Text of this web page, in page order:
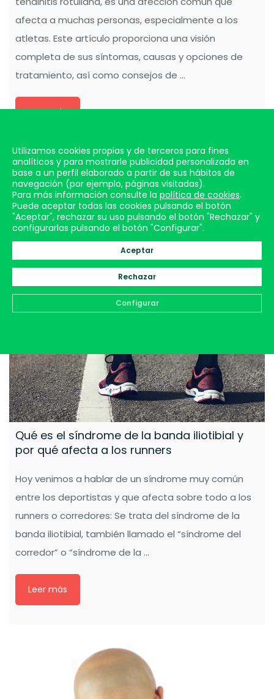
afecta a muchas personas, especialmente a los
atletas. Este artículo proporciona una visión
completa de sus síntomas, causas y opciones de
tratamiento, así como consejos de ...
Leer más
Qué es el síndrome de la banda iliotibial y
por qué afecta a los runners
Hoy venimos a hablar de un síndrome muy común
entre los deportistas y que afecta sobre todo a los
runners o corredores: Se trata del síndrome de la
banda iliotibial, también llamado el “síndrome del
corredor” o “síndrome de la …
Leer más
Utilizamos cookies propias y de terceros para fines
analíticos y para mostrarle publicidad personalizada en
base a un perfil elaborado a partir de sus hábitos de
navegación (por ejemplo, páginas visitadas).
Para más información consulte la política de cookies.
Puede aceptar todas las cookies pulsando el botón
"Aceptar", rechazar su uso pulsando el botón "Rechazar" y
configurarlas pulsando el botón "Configurar".
Aceptar
Rechazar
Configurar